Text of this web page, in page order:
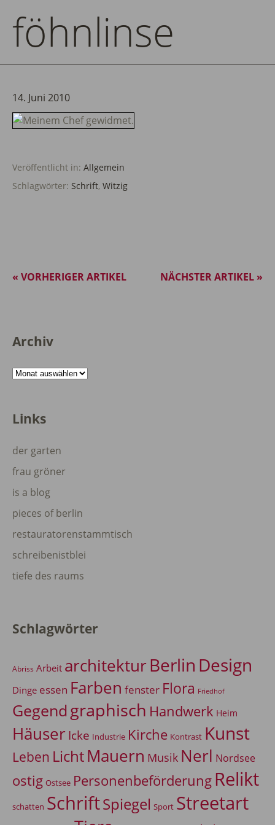
föhnlinse
14. Juni 2010
Veröffentlicht in: Allgemein
Schlagwörter: Schrift, Witzig
NÄCHSTER ARTIKEL »
« VORHERIGER ARTIKEL
Archiv
Archiv
Links
der garten
frau gröner
is a blog
pieces of berlin
restauratorenstammtisch
schreibenistblei
tiefe des raums
Schlagwörter
Abriss Arbeit architekturBerlin Design
Dinge essen Farben fenster Flora Friedhof
Gegendgraphisch Handwerk Heim
Häuser Icke Industrie Kirche Kontrast Kunst
Leben LichtMauern Musik Nerl Nordsee
ostig Ostsee Personenbeförderung Relikt
schatten SchriftSpiegel Sport Streetart